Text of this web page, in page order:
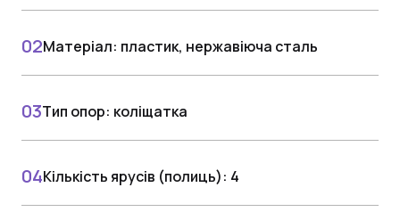
Матеріал: пластик, нержавіюча сталь
Тип опор: коліщатка
Кількість ярусів (полиць): 4